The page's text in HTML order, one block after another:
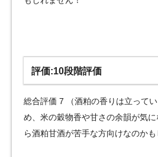
評価:10段階評価
総合評価 7 （酒粕の香りは立って
め、米の穀物香や甘さの余韻が気
ら酒粕甘酒が苦手な方向けなのかも